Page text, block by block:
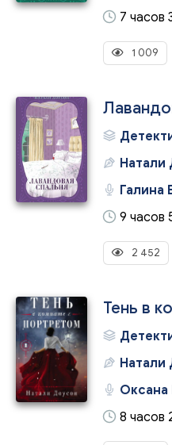
7 часов
1 009
Натали
Галина
9 часов
2 452
Тень в
Натали
Оксана
8 часов